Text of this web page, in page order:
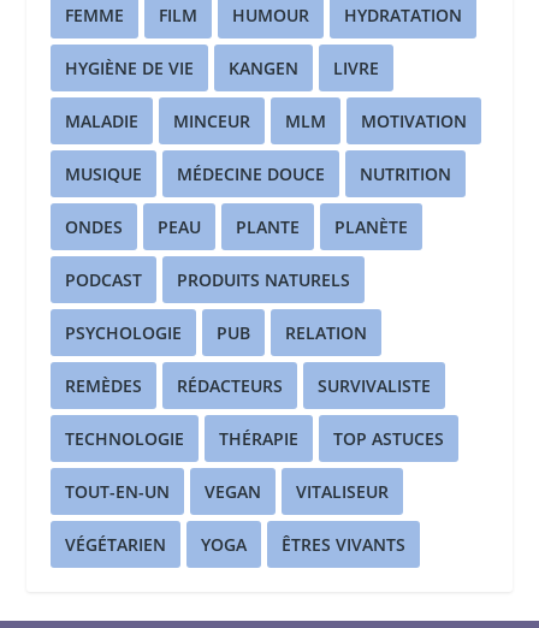
FEMME FILM HUMOUR HYDRATATION
HYGIÈNE DE VIE KANGEN LIVRE
MALADIE MINCEUR MLM MOTIVATION
MUSIQUE MÉDECINE DOUCE NUTRITION
ONDES PEAU PLANTE PLANÈTE
PODCAST PRODUITS NATURELS
PSYCHOLOGIE PUB RELATION
REMÈDES RÉDACTEURS SURVIVALISTE
TECHNOLOGIE THÉRAPIE TOP ASTUCES
TOUT-EN-UN VEGAN VITALISEUR
VÉGÉTARIEN YOGA ÊTRES VIVANTS